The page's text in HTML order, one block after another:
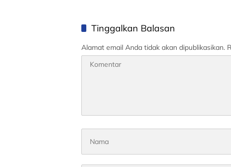
Tinggalkan Balasan
Alamat email Anda tidak akan dipublikasikan.